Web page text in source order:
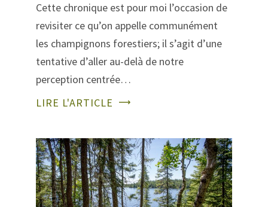
Cette chronique est pour moi l’occasion de
revisiter ce qu’on appelle communément
les champignons forestiers; il s’agit d’une
tentative d’aller au-delà de notre
perception centrée…
LIRE L'ARTICLE